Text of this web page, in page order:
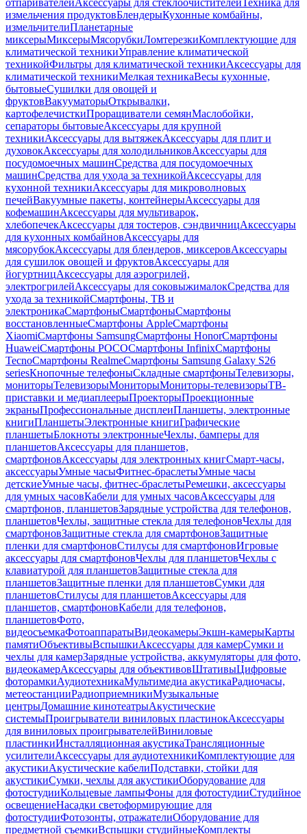
отпаривателейАксессуары для стеклоочистителейТехника для
измельчения продуктовБлендерыКухонные комбайны,
измельчителиПланетарные
миксерыМиксерыМясорубкиЛомтерезкиКомплектующие для
климатической техникиУправление климатической
техникойФильтры для климатической техникиАксессуары для
климатической техникиМелкая техникаВесы кухонные,
бытовыеСушилки для овощей и
фруктовВакууматорыОткрывалки,
картофелечисткиПроращиватели семянМаслобойки,
сепараторы бытовыеАксессуары для крупной
техникиАксессуары для вытяжекАксессуары для плит и
духовокАксессуары для холодильниковАксессуары для
посудомоечных машинСредства для посудомоечных
машинСредства для ухода за техникойАксессуары для
кухонной техникиАксессуары для микроволновых
печейВакуумные пакеты, контейнерыАксессуары для
кофемашинАксессуары для мультиварок,
хлебопечекАксессуары для тостеров, сэндвичницАксессуары
для кухонных комбайновАксессуары для
мясорубокАксессуары для блендеров, миксеровАксессуары
для сушилок овощей и фруктовАксессуары для
йогуртницАксессуары для аэрогрилей,
электрогрилейАксессуары для соковыжималокСредства для
ухода за техникойСмартфоны, ТВ и
электроникаСмартфоныСмартфоныСмартфоны
восстановленныеСмартфоны AppleСмартфоны
XiaomiСмартфоны SamsungСмартфоны HonorСмартфоны
HuaweiСмартфоны POCOСмартфоны InfinixСмартфоны
TecnoСмартфоны RealmeСмартфоны Samsung Galaxy S26
seriesКнопочные телефоныСкладные смартфоныТелевизоры,
мониторыТелевизорыМониторыМониторы-телевизорыТВ-
приставки и медиаплеерыПроекторыПроекционные
экраныПрофессиональные дисплеиПланшеты, электронные
книгиПланшетыЭлектронные книгиГрафические
планшетыБлокноты электронныеЧехлы, бамперы для
планшетовАксессуары для планшетов,
смартфоновАксессуары для электронных книгСмарт-часы,
аксессуарыУмные часыФитнес-браслетыУмные часы
детскиеУмные часы, фитнес-браслетыРемешки, аксессуары
для умных часовКабели для умных часовАксессуары для
смартфонов, планшетовЗарядные устройства для телефонов,
планшетовЧехлы, защитные стекла для телефоновЧехлы для
смартфоновЗащитные стекла для смартфоновЗащитные
пленки для смартфоновСтилусы для смартфоновИгровые
аксессуары для смартфоновЧехлы для планшетовЧехлы с
клавиатурой для планшетовЗащитные стекла для
планшетовЗащитные пленки для планшетовСумки для
планшетовСтилусы для планшетовАксессуары для
планшетов, смартфоновКабели для телефонов,
планшетовФото,
видеосъемкаФотоаппаратыВидеокамерыЭкшн-камерыКарты
памятиОбъективыВспышкиАксессуары для камерСумки и
чехлы для камерЗарядные устройства, аккумуляторы для фото,
видеокамерАксессуары для объективовШтативыЦифровые
фоторамкиАудиотехникаМультимедиа акустикаРадиочасы,
метеостанцииРадиоприемникиМузыкальные
центрыДомашние кинотеатрыАкустические
системыПроигрыватели виниловых пластинокАксессуары
для виниловых проигрывателейВиниловые
пластинкиИнсталляционная акустикаТрансляционные
усилителиАксессуары для аудиотехникиКомплектующие для
акустикиАкустические кабелиПодставки, стойки для
акустикиСумки, чехлы для акустикиОборудование для
фотостудииКольцевые лампыФоны для фотостудииСтудийное
освещениеНасадки светоформирующие для
фотостудииФотозонты, отражателиОборудование для
предметной съемкиВспышки студийныеКомплекты